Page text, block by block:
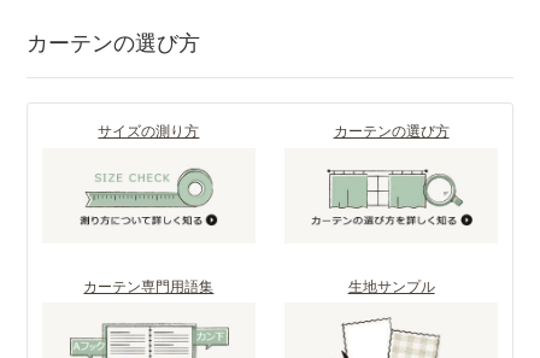
カーテンの選び方
サイズの測り方 カーテンの選び方
カーテン専門用語集 生地サンプル